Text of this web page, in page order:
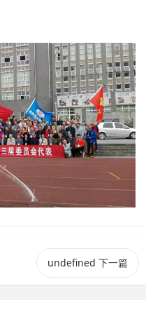
undefined 下一篇